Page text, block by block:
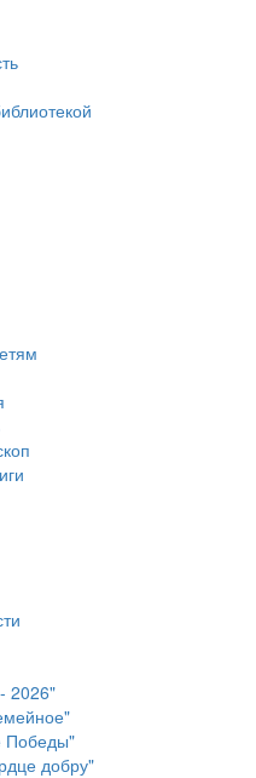
2026"
Победы"
добру"